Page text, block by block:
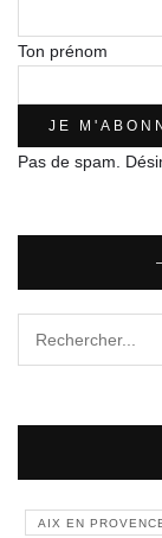
Ton prénom
Pas de spam.
AIX EN